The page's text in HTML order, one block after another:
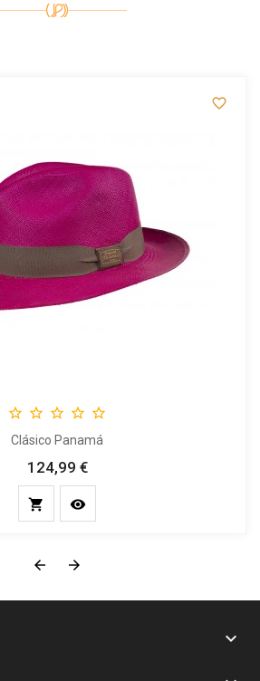

    
Clásico Panamá
Prix
124,99 €
 
 
